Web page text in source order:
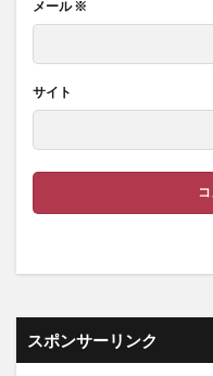
メール※
サイト
スポンサーリンク